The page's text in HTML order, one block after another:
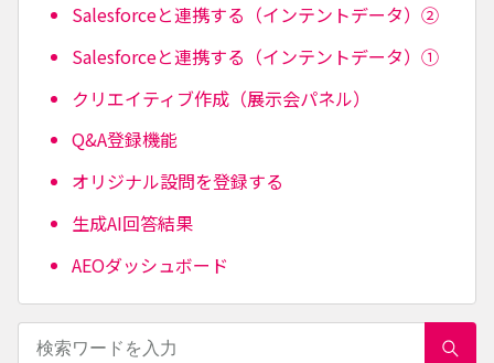
Salesforceと連携する（インテントデータ）②
Salesforceと連携する（インテントデータ）①
クリエイティブ作成（展示会パネル）
Q&A登録機能
オリジナル設問を登録する
生成AI回答結果
AEOダッシュボード